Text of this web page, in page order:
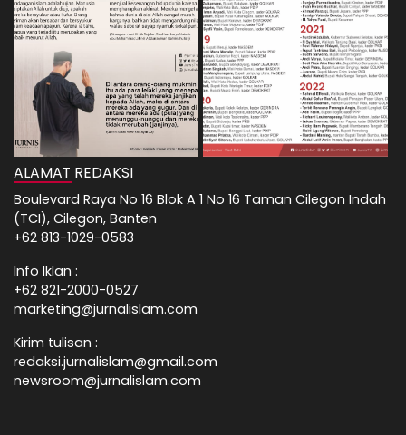
ALAMAT REDAKSI
Boulevard Raya No 16 Blok A 1 No 16 Taman Cilegon Indah
(TCI), Cilegon, Banten
+62 813-1029-0583
Info Iklan :
+62 821-2000-0527
marketing@jurnalislam.com
Kirim tulisan :
redaksi.jurnalislam@gmail.com
newsroom@jurnalislam.com